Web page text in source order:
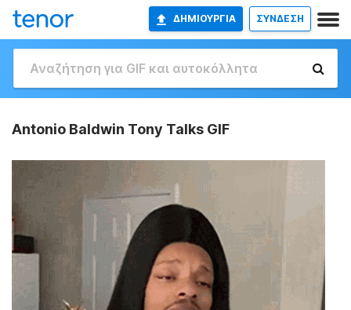
ΔΗΜΙΟΥΡΓΊΑ ΣΥΝΔΕΣΗ
Antonio Baldwin Tony Talks GIF